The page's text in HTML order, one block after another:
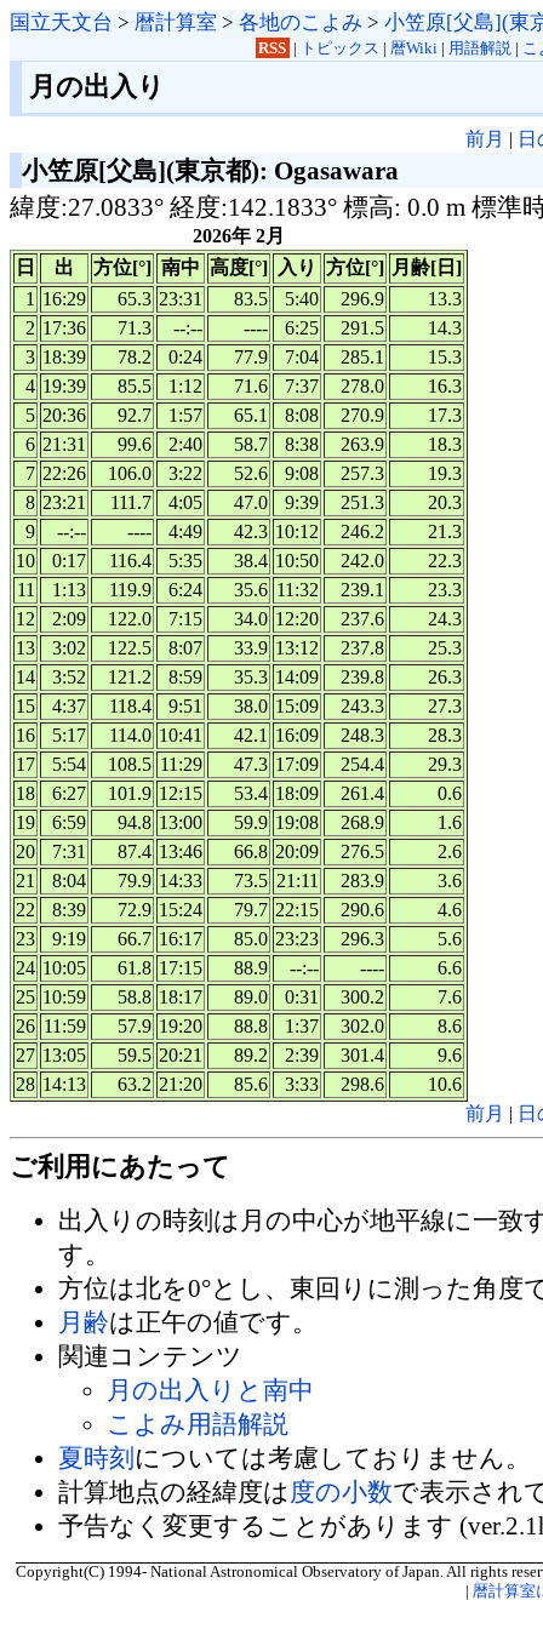
国立天文台 > 暦計算室 > 各地のこよみ > 小笠原[父島](東
RSS | トピックス | 暦Wiki| 用語解説| こ
月の出入り
前月 |
小笠原[父島](東京都): Ogasawara
緯度:27.0833° 経度:142.1833° 標高: 0.0 m 標準
2026年 2月
日
出 方位[°] 南中 高度[°] 入り 方位[°] 月齢[日]
1 16:29 65.3 23:31 83.5 5:40 296.9
13.3
2 17:36 71.3 --:-- ---- 6:25 291.5
14.3
3 18:39 78.2 0:24 77.9 7:04 285.1
15.3
4 19:39 85.5 1:12 71.6 7:37 278.0
16.3
5 20:36 92.7 1:57 65.1 8:08 270.9
17.3
6 21:31 99.6 2:40 58.7 8:38 263.9
18.3
7 22:26 106.0 3:22 52.6 9:08 257.3
19.3
8 23:21 111.7 4:05 47.0 9:39 251.3
20.3
9
--:-- ---- 4:49 42.3 10:12 246.2
21.3
10
0:17 116.4 5:35 38.4 10:50 242.0
22.3
11
1:13 119.9 6:24 35.6 11:32 239.1
23.3
12
2:09 122.0 7:15 34.0 12:20 237.6
24.3
13
3:02 122.5 8:07 33.9 13:12 237.8
25.3
14
3:52 121.2 8:59 35.3 14:09 239.8
26.3
15
4:37 118.4 9:51 38.0 15:09 243.3
27.3
16
5:17 114.0 10:41 42.1 16:09 248.3
28.3
17
5:54 108.5 11:29 47.3 17:09 254.4
29.3
18
6:27 101.9 12:15 53.4 18:09 261.4
0.6
19
6:59 94.8 13:00 59.9 19:08 268.9
1.6
20
7:31 87.4 13:46 66.8 20:09 276.5
2.6
21
8:04 79.9 14:33 73.5 21:11 283.9
3.6
22
8:39 72.9 15:24 79.7 22:15 290.6
4.6
23
9:19 66.7 16:17 85.0 23:23 296.3
5.6
24 10:05 61.8 17:15 88.9 --:-- ----
6.6
25 10:59 58.8 18:17 89.0 0:31 300.2
7.6
26 11:59 57.9 19:20 88.8 1:37 302.0
8.6
27 13:05 59.5 20:21 89.2 2:39 301.4
9.6
28 14:13 63.2 21:20 85.6 3:33 298.6
10.6
前月 |
ご利用にあたって
出入りの時刻は月の中心が地平線に一致
す。
方位は北を0°とし、東回りに測った角度
月齢は正午の値です。
関連コンテンツ
月の出入りと南中
こよみ用語解説
夏時刻 については考慮しておりません。
計算地点の経緯度は 度の小数で表示され
予告なく変更することがあります
Copyright(C) 1994- National Astronomical Observatory of Japan. All rights
暦計算室